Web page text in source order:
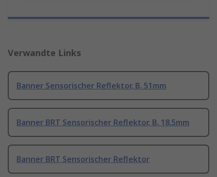
Verwandte Links
Banner Sensorischer Reflektor, B. 51mm
Banner BRT Sensorischer Reflektor, B. 18.5mm
Banner BRT Sensorischer Reflektor